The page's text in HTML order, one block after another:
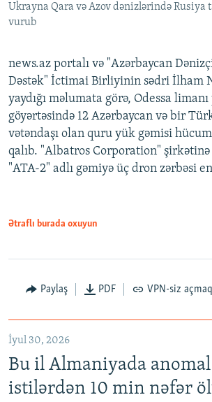
Ukrayna Qara və Azov dənizlərində Rusiya
vurub
news.az portalı və "Azərbaycan
Dəstək" İctimai Birliyinin sədri İlham
yaydığı məlumata görə, Odessa limanı
göyərtəsində 12 Azərbaycan və bir
vətəndaşı olan quru yük gəmisi
qalıb. "Albatros Corporation" şirkətinə
"ATA-2" adlı gəmiyə üç dron zərbəsi
Ətraflı burada oxuyun
Paylaş PDF VPN-siz açmaq
İyul 30, 2026
Bu il Almaniyada anomal
istilərdən 10 min nəfər